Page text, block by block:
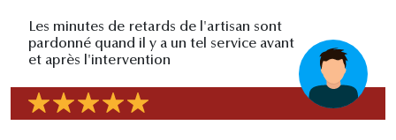
Les minutes de retards de l'artisan sont
pardonné quand il y a un tel service avant
et après l'intervention